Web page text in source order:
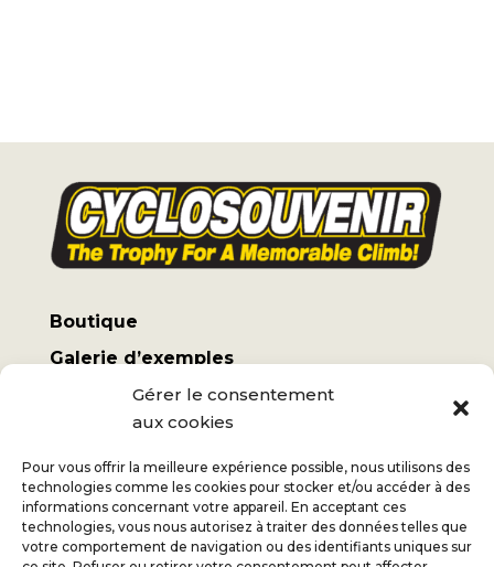
Gérer le consentement
aux cookies
Pour vous offrir la meilleure expérience possible, nous utilisons des
technologies comme les cookies pour stocker et/ou accéder à des
informations concernant votre appareil. En acceptant ces
technologies, vous nous autorisez à traiter des données telles que
votre comportement de navigation ou des identifiants uniques sur
Boutique
Galerie d’exemples
Mon compte
Termes et conditions
Frais d’expédition